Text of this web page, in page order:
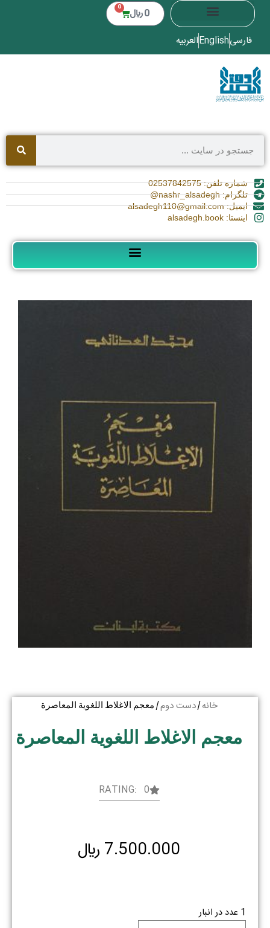
0 ﷼ 0
فارسیEnglishالعربیه
شماره تلفن: 02537842575
تلگرام: nashr_alsadegh@
ایمیل: alsadegh110@gmail.com
اینستا: alsadegh.book
خانه/دست دوم/ معجم الاغلاط اللغویة المعاصرة
معجم الاغلاط اللغویة المعاصرة
RATING: 0
7.500.000 ﷼
1 عدد در انبار